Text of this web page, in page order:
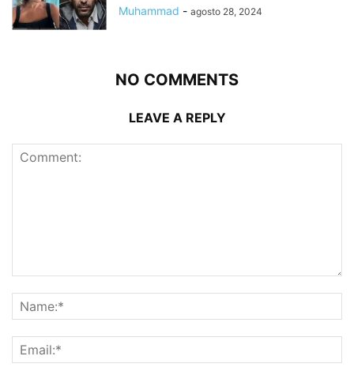
Muhammad - agosto 28, 2024
NO COMMENTS
LEAVE A REPLY